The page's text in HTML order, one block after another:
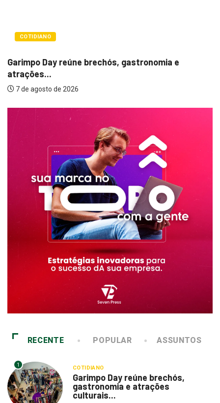
Bugonia transforma paranoia e
7 de agosto de 2026
RECENTE POPULAR ASSUNTOS
1 COTIDIANO
Garimpo Day reúne brechós,
gastronomia e atrações
culturais...